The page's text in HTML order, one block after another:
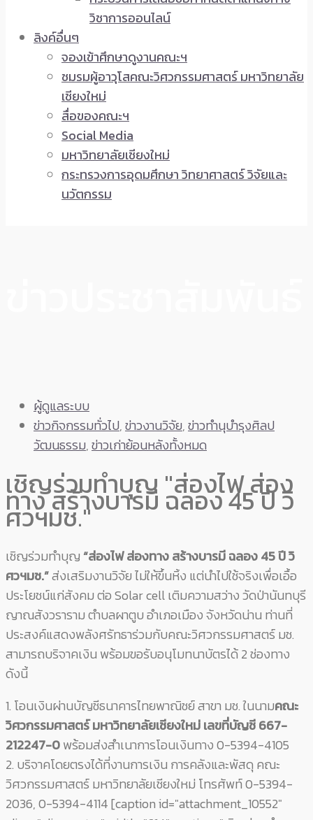
วิชาการออนไลน์
ลิงค์อื่นๆ
จองเข้าศึกษาดูงานคณะฯ
ชมรมผู้อาวุโสคณะวิศวกรรมศาสตร์ มหาวิทยาลัย
เชียงใหม่
สื่อของคณะฯ
Social Media
มหาวิทยาลัยเชียงใหม่
กระทรวงการอุดมศึกษา วิทยาศาสตร์ วิจัยและ
นวัตกรรม
ผู้ดูแลระบบ
ข่าวกิจกรรมทั่วไป,ข่าวงานวิจัย,ข่าวทำนุบำรุงศิลป
วัฒนธรรม,ข่าวเก่าย้อนหลังทั้งหมด
เชิญร่วมทำบุญ "ส่องไฟ ส่อง
ทาง สร้างบารมี ฉลอง 45 ปี วิ
ศวฯมช."
เชิญร่วมทำบุญ“ส่องไฟ ส่องทาง สร้างบารมี ฉลอง 45 ปี วิ
ศวฯมช.”ส่งเสริมงานวิจัย ไม่ให้ขึ้นหิ้ง แต่นำไปใช้จริงเพื่อเอื้อ
ประโยชน์แก่สังคม ต่อ Solar cell เติมความสว่าง วัดป่านันทบุรี
ญาณสังวราราม ตำบลผาตูบ อำเภอเมือง จังหวัดน่าน ท่านที่
ประสงค์แสดงพลังศรัทธาร่วมกับคณะวิศวกรรมศาสตร์ มช.
สามารถบริจาคเงิน พร้อมขอรับอนุโมทนาบัตรได้ 2 ช่องทาง
ดังนี้
1. โอนเงินผ่านบัญชีธนาคารไทยพาณิชย์ สาขา มช. ในนามคณะ
วิศวกรรมศาสตร์ มหาวิทยาลัยเชียงใหม่ เลขที่บัญชี 667-
212247-0พร้อมส่งสำเนาการโอนเงินทาง 0-5394-4105
2. บริจาคโดยตรงได้ที่งานการเงิน การคลังและพัสดุ คณะ
วิศวกรรมศาสตร์ มหาวิทยาลัยเชียงใหม่ โทรศัพท์ 0-5394-
2036, 0-5394-4114 [caption id="attachment_10552"